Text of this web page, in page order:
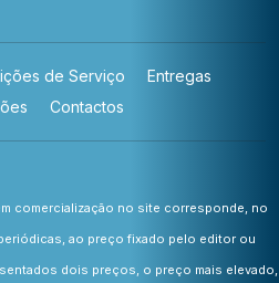
de Serviço
Entregas
Contactos
comercialização no site corresponde, no
ao preço fixado pelo editor ou
dois preços, o preço mais elevado,